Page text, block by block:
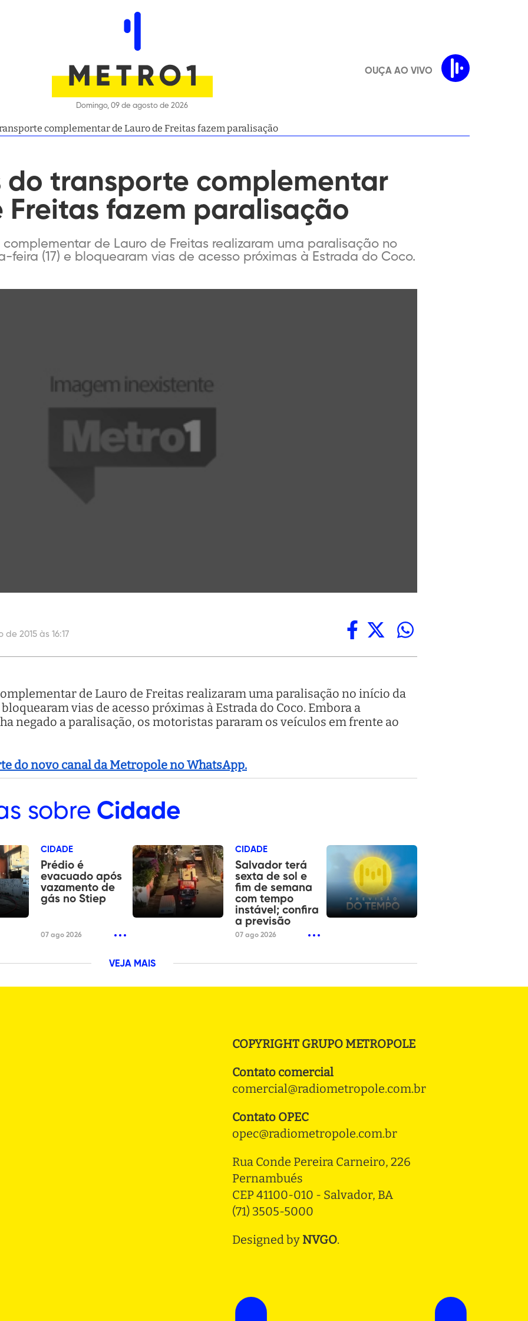
Domingo, 09 de agosto de 2026
OUÇA AO VIVO
complementar de Lauro de Freitas fazem paralisação
do transporte complementar
Freitas fazem paralisação
de Lauro de Freitas realizaram uma paralisação no
feira (17) e bloquearam vias de acesso próximas à Estrada do Coco.
de 2015 às 16:17
de Lauro de Freitas realizaram uma paralisação no início da
vias de acesso próximas à Estrada do Coco. Embora a
negado a paralisação, os motoristas pararam os veículos em frente ao
do novo canal da Metropole no WhatsApp.
sobre Cidade
CIDADE
Prédio é
evacuado após
vazamento de
gás no Stiep
07 ago 2026
CIDADE
Salvador terá
sexta de sol e
fim de semana
com tempo
instável; confira
a previsão
07 ago 2026
VEJA MAIS
COPYRIGHT GRUPO METROPOLE
Contato comercial
comercial@radiometropole.com.br
Contato OPEC
opec@radiometropole.com.br
Rua Conde Pereira Carneiro, 226
Pernambués
CEP 41100-010 - Salvador, BA
(71) 3505-5000
Designed by NVGO.